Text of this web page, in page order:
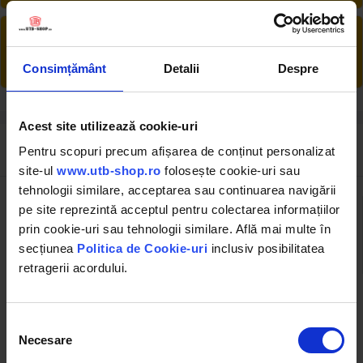
Consimțământ Detalii Despre
Acest site utilizează cookie-uri
Pentru scopuri precum afișarea de conținut personalizat
site-ul www.utb-shop.ro folosește cookie-uri sau
tehnologii similare, acceptarea sau continuarea navigării
pe site reprezintă acceptul pentru colectarea informațiilor
prin cookie-uri sau tehnologii similare. Află mai multe în
secțiunea Politica de Cookie-uri inclusiv posibilitatea
retragerii acordului.
consimțământului
Necesare
Livrăm rapid, avem toate produsele în
depozitul nostru din Arad
Review-uri despre produs ( 13 )
5
experiența ta cu acest produs.